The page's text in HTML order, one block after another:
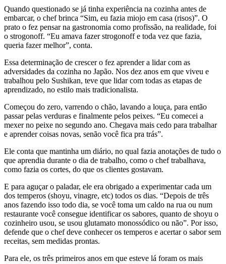
Quando questionado se já tinha experiência na cozinha antes de
embarcar, o chef brinca “Sim, eu fazia miojo em casa (risos)”. O
prato o fez pensar na gastronomia como profissão, na realidade, foi
o strogonoff. “Eu amava fazer strogonoff e toda vez que fazia,
queria fazer melhor”, conta.
Essa determinação de crescer o fez aprender a lidar com as
adversidades da cozinha no Japão. Nos dez anos em que viveu e
trabalhou pelo Sushikan, teve que lidar com todas as etapas de
aprendizado, no estilo mais tradicionalista.
Começou do zero, varrendo o chão, lavando a louça, para então
passar pelas verduras e finalmente pelos peixes. “Eu comecei a
mexer no peixe no segundo ano. Chegava mais cedo para trabalhar
e aprender coisas novas, senão você fica pra trás”.
Ele conta que mantinha um diário, no qual fazia anotações de tudo o
que aprendia durante o dia de trabalho, como o chef trabalhava,
como fazia os cortes, do que os clientes gostavam.
E para aguçar o paladar, ele era obrigado a experimentar cada um
dos temperos (shoyu, vinagre, etc) todos os dias. “Depois de três
anos fazendo isso todo dia, se você toma um caldo na rua ou num
restaurante você consegue identificar os sabores, quanto de shoyu o
cozinheiro usou, se usou glutamato monossódico ou não”. Por isso,
defende que o chef deve conhecer os temperos e acertar o sabor sem
receitas, sem medidas prontas.
Para ele, os três primeiros anos em que esteve lá foram os mais